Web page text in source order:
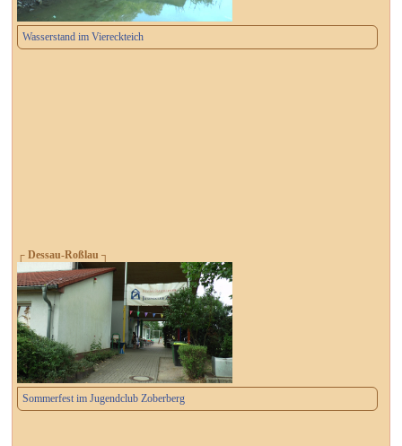
Wasserstand im Viereckteich
┌ Dessau-Roßlau ┐
Sommerfest im Jugendclub Zoberberg